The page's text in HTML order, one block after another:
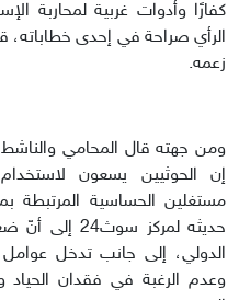
كفارًا وأدوات غربية لمحاربة
الرأي صراحة في إحدى
زعمه.
ومن جهته قال المحامي
إن الحوثيين يسعون لاستخدام
مستغلين الحساسية المرتبطة
حديثه لمركز
الدولي، إلى جانب تدخل
وعدم الرغبة في فقدان